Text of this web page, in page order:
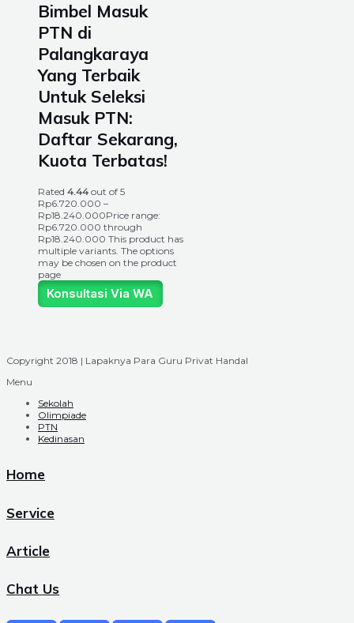
Bimbel Masuk
PTN di
Palangkaraya
Yang Terbaik
Untuk Seleksi
Masuk PTN:
Daftar Sekarang,
Kuota Terbatas!
Rated 4.44 out of 5
Rp6.720.000 –
Rp18.240.000Price range:
Rp6.720.000 through
Rp18.240.000 This product has
multiple variants. The options
may be chosen on the product
page
Konsultasi Via WA
Copyright 2018 | Lapaknya Para Guru Privat Handal
Menu
Sekolah
Olimpiade
PTN
Kedinasan
Home
Service
Article
Chat Us